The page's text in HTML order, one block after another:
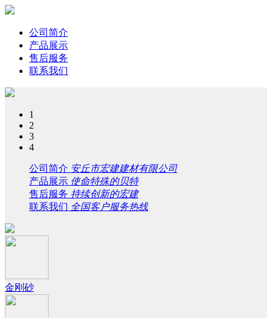
公司简介
产品展示
售后服务
联系我们
1
2
3
4
公司简介 安丘市宏建建材有限公司
产品展示 使命特殊的贝特
售后服务 持续创新的宏建
联系我们 全国客户服务热线
金刚砂